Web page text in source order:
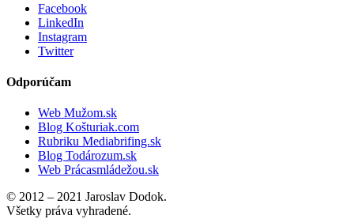
Facebook
LinkedIn
Instagram
Twitter
Odporúčam
Web Mužom.sk
Blog Košturiak.com
Rubriku Mediabrifing.sk
Blog Todározum.sk
Web Prácasmládežou.sk
© 2012 – 2021 Jaroslav Dodok.
Všetky práva vyhradené.